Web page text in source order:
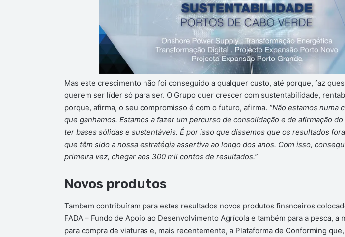
Mas este crescimento não foi conseguido a qualquer custo, até porque, faz
querem ser líder só para ser. O Grupo quer crescer com sustentabilidade,
porque, afirma, o seu compromisso é com o futuro, afirma. “Não estamos numa
que ganhamos. Estamos a fazer um percurso de consolidação e de afirmação
ter bases sólidas e sustentáveis. É por isso que dissemos que os resultados
que têm sido a nossa estratégia assertiva ao longo dos anos. Com isso,
primeira vez, chegar aos 300 mil contos de resultados.”
Novos produtos
Também contribuíram para estes resultados novos produtos financeiros
FADA – Fundo de Apoio ao Desenvolvimento Agrícola e também para a pesca, a
para compra de viaturas e, mais recentemente, a Plataforma de Conforming